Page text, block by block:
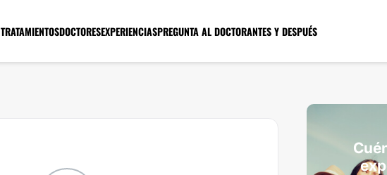
TRATAMIENTOSDOCTORESEXPERIENCIASPREGUNTA AL DOCTORANTES Y DESPUÉS